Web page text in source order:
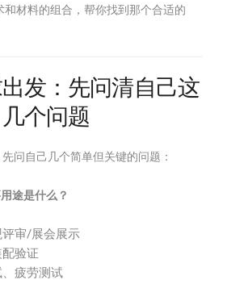
和材料的组合，帮你找到那个合适的
发：先问清自己这
几个问题
问自己几个简单但关键的问题：
途是什么？
评审/展会展示
验证
疲劳测试